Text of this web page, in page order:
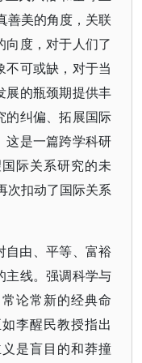
善美的角度，关联
向度，对于人们了
可或缺，对于当
展的瓶颈期提供丰
的纠偏、拓展国际
这是一篇跨学科研
际关系研究的未
次扣动了国际关系
自由、平等、富裕
主线。强调科学与
论常新的经典命
李醒民教授指出
是盲目的和莽撞